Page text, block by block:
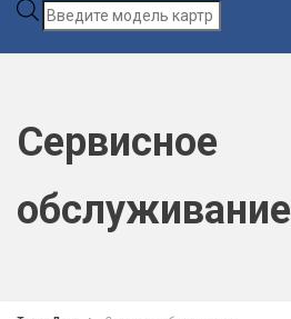
Поиск
товаров
Сервисное
обслуживание